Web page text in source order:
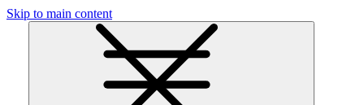
Skip to main content